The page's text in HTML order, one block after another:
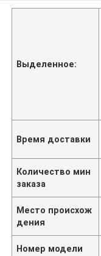
Выделенное:
Время доставки
Количество мин
заказа
Место происхож
дения
Номер модели